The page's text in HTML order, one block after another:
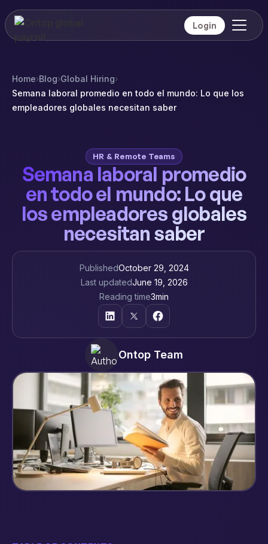
Login
Home›Blog›Global Hiring›
Semana laboral promedio en todo el mundo: Lo que los
empleadores globales necesitan saber
HR & Remote Teams
Semana laboral promedio
en todo el mundo: Lo que
los empleadores globales
necesitan saber
PublishedOctober 29, 2024
Last updatedJune 19, 2026
Reading time3min
Ontop Team